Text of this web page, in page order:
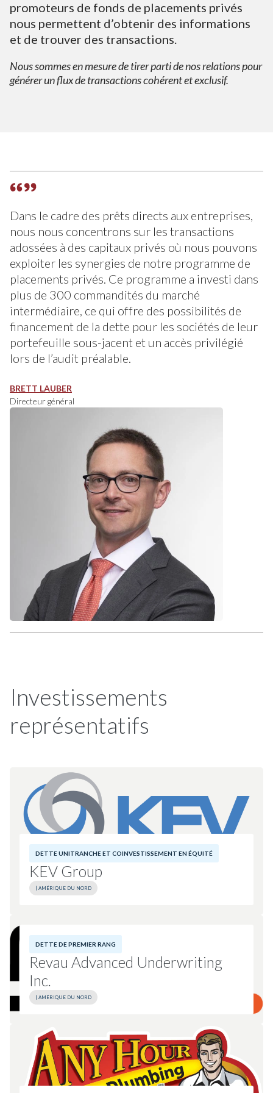
promoteurs de fonds de placements privés
nous permettent d’obtenir des informations
et de trouver des transactions.
Nous sommes en mesure de tirer parti de nos relations pour
générer un flux de transactions cohérent et exclusif.
Dans le cadre des prêts directs aux entreprises,
nous nous concentrons sur les transactions
adossées à des capitaux privés où nous pouvons
exploiter les synergies de notre programme de
placements privés. Ce programme a investi dans
plus de 300 commandités du marché
intermédiaire, ce qui offre des possibilités de
financement de la dette pour les sociétés de leur
portefeuille sous-jacent et un accès privilégié
lors de l’audit préalable.
BRETT LAUBER
Directeur général
Investissements
représentatifs
KEV Group details.
DETTE UNITRANCHE ET COINVESTISSEMENT EN ÉQUITÉ
KEV Group
Investment Date:
Sponsor:Five Arrows
| AMÉRIQUE DU NORD
Revau Advanced Underwriting Inc. details.
DETTE DE PREMIER RANG
Revau Advanced Underwriting
Inc.
Investment Date:
Geography: Amérique du Nord
Sponsor:Novacap
| AMÉRIQUE DU NORD